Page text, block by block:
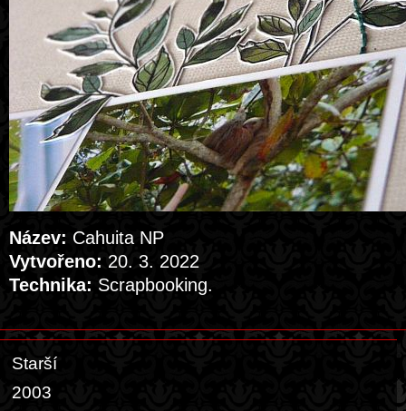
Název: Cahuita NP
Vytvořeno: 20. 3. 2022
Technika: Scrapbooking.
Starší
2003